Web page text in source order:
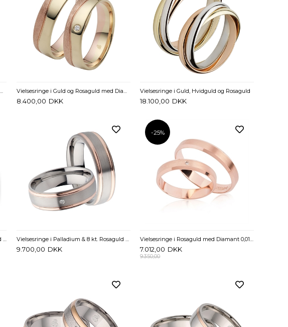
8.400,00 DKK
Vielsesringe i Guld, Hvidguld og Rosaguld
18.100,00 DKK
Vielsesringe i Hvidguld og Rosaguld med Diamant 0,01 ct. - 6 mm Vielsesringe i Palladium & 8 kt. Rosaguld med Diamant 0,01 ct - 6 mm
9.700,00 DKK
-25%
Vielsesringe i Rosaguld med Diamant 0,01 ct - 4 mm
7.012,00 DKK
9.350,00